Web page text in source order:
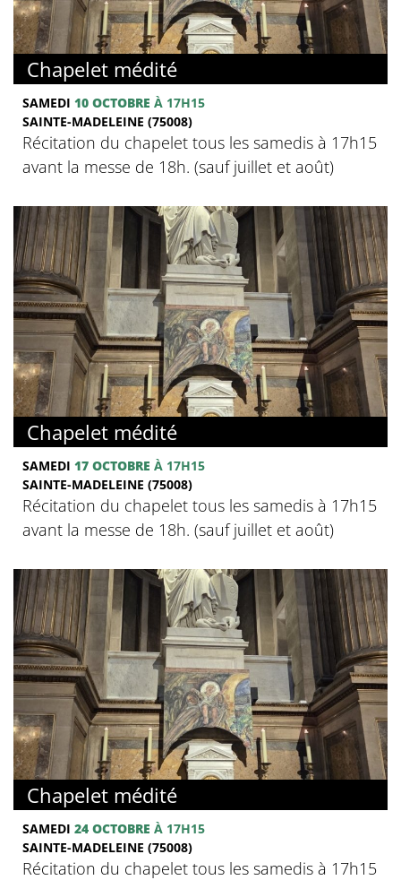
Chapelet médité
SAMEDI 10 OCTOBRE À 17H15
SAINTE-MADELEINE (75008)
Récitation du chapelet tous les samedis à 17h15
avant la messe de 18h. (sauf juillet et août)
Chapelet médité
SAMEDI 17 OCTOBRE À 17H15
SAINTE-MADELEINE (75008)
Récitation du chapelet tous les samedis à 17h15
avant la messe de 18h. (sauf juillet et août)
Chapelet médité
SAMEDI 24 OCTOBRE À 17H15
SAINTE-MADELEINE (75008)
Récitation du chapelet tous les samedis à 17h15